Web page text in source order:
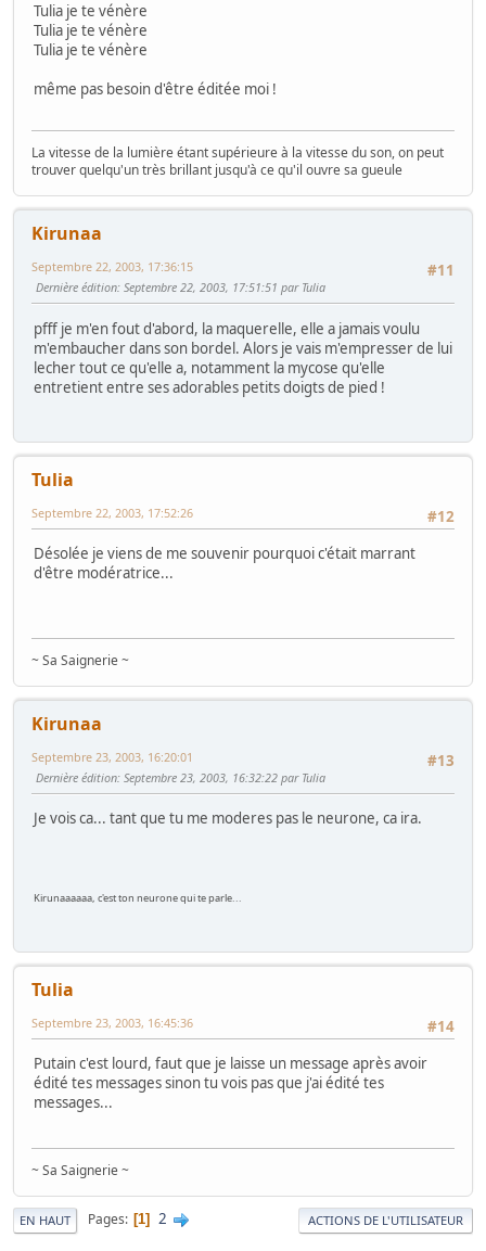
Tulia je te vénère
Tulia je te vénère
Tulia je te vénère
même pas besoin d'être éditée moi !
La vitesse de la lumière étant supérieure à la vitesse du son, on peut
trouver quelqu'un très brillant jusqu'à ce qu'il ouvre sa gueule
Kirunaa
#11
Septembre 22, 2003, 17:36:15
Dernière édition: Septembre 22, 2003, 17:51:51 par Tulia
pfff je m'en fout d'abord, la maquerelle, elle a jamais voulu
m'embaucher dans son bordel. Alors je vais m'empresser de lui
lecher tout ce qu'elle a, notamment la mycose qu'elle
entretient entre ses adorables petits doigts de pied !
Tulia
#12
Septembre 22, 2003, 17:52:26
Désolée je viens de me souvenir pourquoi c'était marrant
d'être modératrice...
~ Sa Saignerie ~
Kirunaa
#13
Septembre 23, 2003, 16:20:01
Dernière édition: Septembre 23, 2003, 16:32:22 par Tulia
Je vois ca... tant que tu me moderes pas le neurone, ca ira.
Kirunaaaaaa, c'est ton neurone qui te parle...
Tulia
#14
Septembre 23, 2003, 16:45:36
Putain c'est lourd, faut que je laisse un message après avoir
édité tes messages sinon tu vois pas que j'ai édité tes
messages...
~ Sa Saignerie ~
EN HAUT Pages 1 2 ACTIONS DE L'UTILISATEUR